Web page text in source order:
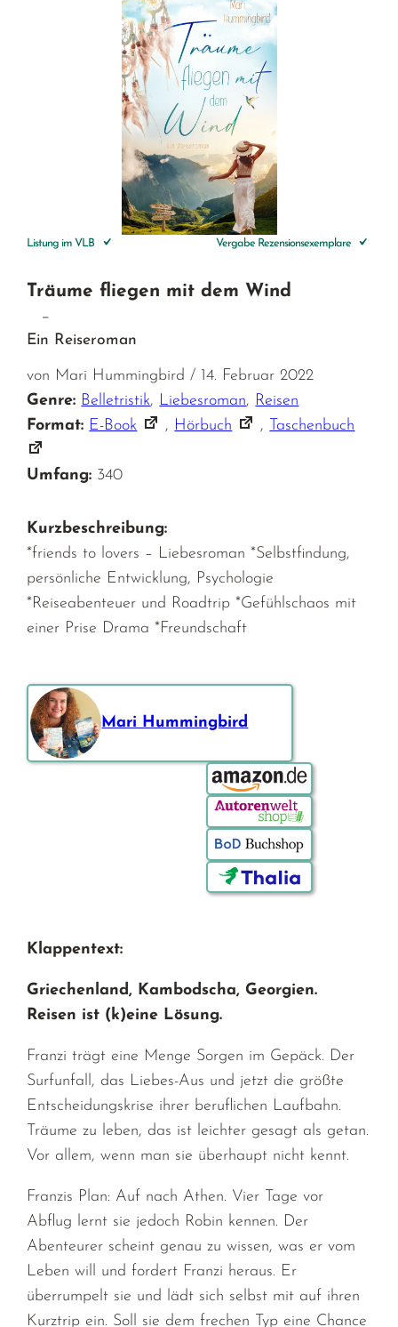
Listung im VLB Vergabe Rezensionsexemplare
Träume fliegen mit dem Wind
–
Ein Reiseroman
von Mari Hummingbird / 14. Februar 2022
Genre: Belletristik, Liebesroman, Reisen
Format: E-Book , Hörbuch , Taschenbuch
Umfang: 340
Kurzbeschreibung:
*friends to lovers – Liebesroman *Selbstfindung,
persönliche Entwicklung, Psychologie
*Reiseabenteuer und Roadtrip *Gefühlschaos mit
einer Prise Drama *Freundschaft
Mari Hummingbird
Bestellen über:
Klappentext:
Griechenland, Kambodscha, Georgien.
Reisen ist (k)eine Lösung.
Franzi trägt eine Menge Sorgen im Gepäck. Der
Surfunfall, das Liebes-Aus und jetzt die größte
Entscheidungskrise ihrer beruflichen Laufbahn.
Träume zu leben, das ist leichter gesagt als getan.
Vor allem, wenn man sie überhaupt nicht kennt.
Franzis Plan: Auf nach Athen. Vier Tage vor
Abflug lernt sie jedoch Robin kennen. Der
Abenteurer scheint genau zu wissen, was er vom
Leben will und fordert Franzi heraus. Er
überrumpelt sie und lädt sich selbst mit auf ihren
Kurztrip ein. Soll sie dem frechen Typ eine Chance